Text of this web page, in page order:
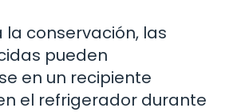
la conservación, las
pueden
en un recipiente
el refrigerador durante